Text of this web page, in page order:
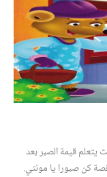
قيمة الصبر بعد
كن صبورا يا مونتي.